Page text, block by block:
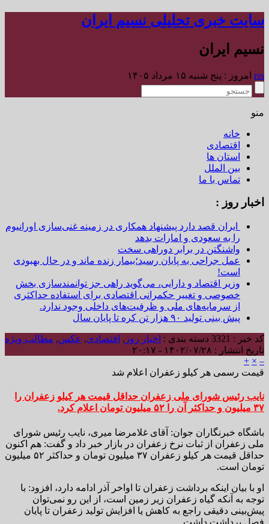
سایت خبری تحلیلی نسیم ایران
نسیم ایران
rss امروز : پنج شنبه ۱۵ مرداد ۱۴۰۵
منو
خانه
اقتصادی
استان ها
بین الملل
تماس با ما
اخبار روز :
ایران قصد دارد پیشنهاد همکاری در زمینه غنی‌سازی اورانیوم
را به سعودی و امارات بدهد
واشنگتن در برابر دوراهی سخت
عمل جراحی به پایان رسید؛بیمار زنده ماند و در حال بهبودی
است!
وزیر اقتصاد و دارایی، می‌گوید راهی جز توانمندسازی بخش
خصوصی و تغییر حکمرانی اقتصادی برای استفاده حداکثری
از سرمایه‌های ملی و ظرفیت‌های داخلی وجود ندارد.
پیش بینی تولید ۹۰ هزار تن کره تا پایان سال
کد خبر : 3321 دسته بندی : اخبار روز , اقتصادی, عکس, مطالب ویژه
تاریخ انتشار : ۱۴۰۲/۰۷/۲۸ - ۲۰:۱۷
–
×
+
قیمت رسمی هر کیلو زعفران اعلام شد
نایب رئیس شورای ملی زعفران حداقل قیمت هر کیلو زعفران را
۳۷ میلیون و حداکثر آن را ۵۲ میلیون تومان اعلام کرد.
باشگاه خبرنگاران جوان: آقای غلامرضا میری، نایب رئیس شورای
ملی زعفران از ثبات نرخ زعفران در بازار خبر داد و گفت: هم اکنون
حداقل قیمت هر کیلو زعفران ۳۷ میلیون تومان و حداکثر ۵۲ میلیون
تومان است.
او با بیان اینکه برداشت زعفران تا اواخر آذر ادامه دارد، افزود: با
توجه به آنکه گیاه زعفران زیر زمین است، از این رو نمی‌توان
پیش‌بینی دقیقی راجع به کاهش یا افزایش تولید زعفران تا پایان
فصل برداشت داشت.